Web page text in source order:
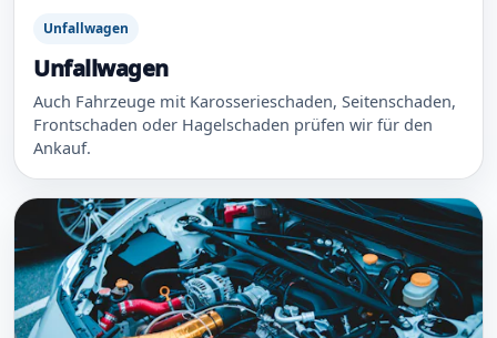
Unfallwagen
Unfallwagen
Auch Fahrzeuge mit Karosserieschaden, Seitenschaden,
Frontschaden oder Hagelschaden prüfen wir für den
Ankauf.